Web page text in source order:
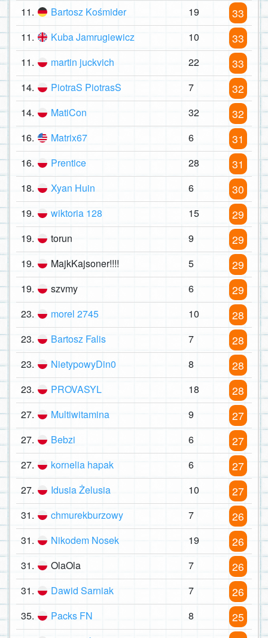
11. Bartosz Kośmider 19 33
11. Kuba Jamrugiewicz 10 33
11. martin juckvich 22 33
14. PiotraS PiotrasS 7 32
14. MatiCon 32 32
16. Matrix67 6 31
16. Prentice 28 31
18. Xyan Huin 6 30
19. wiktoria 128 15 29
19. torun 9 29
19. MajkKajsoner!!!! 5 29
19. szvmy 6 29
23. morel 2745 10 28
23. Bartosz Falis 7 28
23. NietypowyDin0 8 28
23. PROVASYL 18 28
27. Multiwitamina 9 27
27. Bebzi 6 27
27. kornelia hapak 6 27
27. Idusia Żelusia 10 27
31. chmurekburzowy 7 26
31. Nikodem Nosek 19 26
31. OlaOla 7 26
31. Dawid Sarniak 7 26
35. Packs FN 8 25